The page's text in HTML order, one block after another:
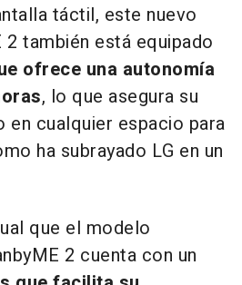
táctil, este nuevo
también está equipado
ofrece una autonomía
, lo que asegura su
en cualquier espacio para
ha subrayado LG en un
que el modelo
2 cuenta con un